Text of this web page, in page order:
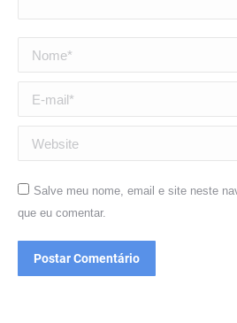
Nome *
E-mail *
Website
Salve meu nome, email e site neste
que eu comentar.
Postar Comentário